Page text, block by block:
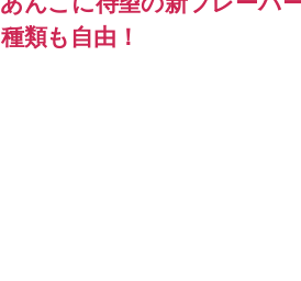
類も自由！